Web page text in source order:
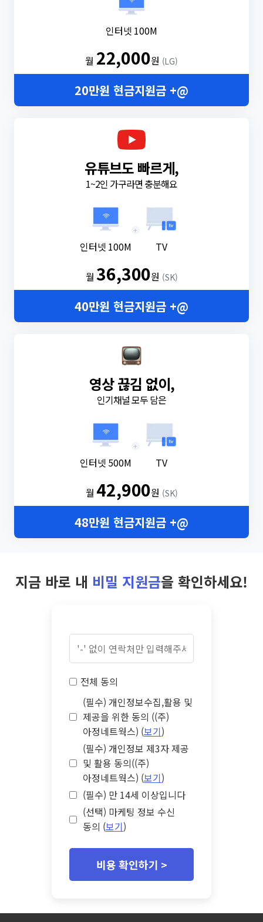
인터넷 100M
월 22,000원 (LG)
20만원 현금지원금 +@
유튜브도 빠르게,
1~2인 가구라면 충분해요
인터넷 100M
+
TV
월36,300원 (SK)
40만원 현금지원금 +@
영상 끊김 없이,
인기채널 모두 담은
인터넷 500M
+
TV
월 42,900원 (SK)
48만원 현금지원금 +@
지금 바로 내 비밀 지원금을 확인하세요!
전체 동의
(필수) 개인정보수집,활용 및
제공을 위한 동의 ((주)
아정네트웍스) (보기)
(필수) 개인정보 제3자 제공
및 활용 동의((주)
아정네트웍스) (보기)
(필수) 만 14세 이상입니다
(선택) 마케팅 정보 수신
동의 (보기)
비용 확인하기 >